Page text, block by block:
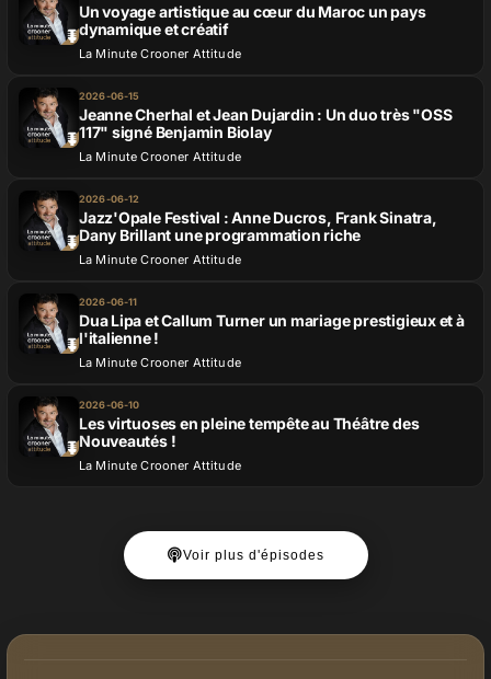
Un voyage artistique au cœur du Maroc un pays
dynamique et créatif
La Minute Crooner Attitude
2026-06-15
Jeanne Cherhal et Jean Dujardin : Un duo très "OSS
117" signé Benjamin Biolay
La Minute Crooner Attitude
2026-06-12
Jazz'Opale Festival : Anne Ducros, Frank Sinatra,
Dany Brillant une programmation riche
La Minute Crooner Attitude
2026-06-11
Dua Lipa et Callum Turner un mariage prestigieux et à
l'italienne !
La Minute Crooner Attitude
2026-06-10
Les virtuoses en pleine tempête au Théâtre des
Nouveautés !
La Minute Crooner Attitude
Voir plus d'épisodes